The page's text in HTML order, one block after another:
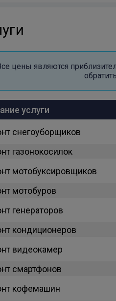
цены являются
услуги
снегоуборщиков
газонокосилок
мотобуксировщиков
мотобуров
генераторов
кондиционеров
видеокамер
смартфонов
кофемашин